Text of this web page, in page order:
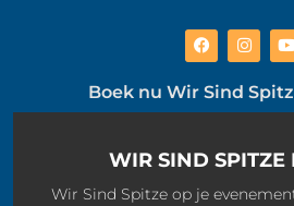
Boek nu Wir Sind
WIR SIND SPITZE
Wir Sind Spitze op je